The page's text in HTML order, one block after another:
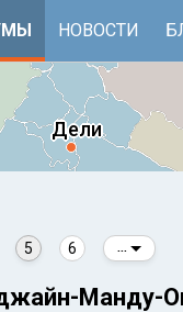
НОВОСТИ
5 6
Манду-